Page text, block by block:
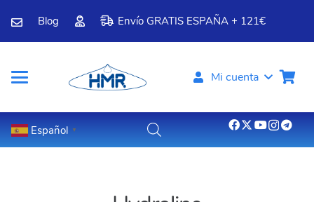
Blog Envío GRATIS ESPAÑA + 121€
Mi cuenta
Español ▼